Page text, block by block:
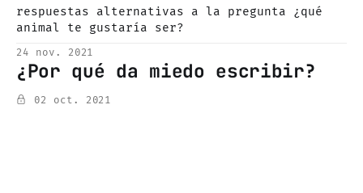
respuestas alternativas a la pregunta ¿qué
animal te gustaría ser?
24 nov. 2021
¿Por qué da miedo escribir?
02 oct. 2021